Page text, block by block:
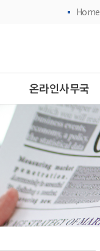
Home
온라인사무국